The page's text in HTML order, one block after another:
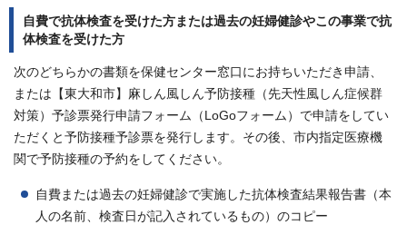
自費で抗体検査を受けた方または過去の妊婦健診やこの事業で抗
体検査を受けた方
次のどちらかの書類を保健センター窓口にお持ちいただき申請、
または【東大和市】麻しん風しん予防接種（先天性風しん症候群
対策）予診票発行申請フォーム（LoGoフォーム）で申請をしてい
ただくと予防接種予診票を発行します。その後、市内指定医療機
関で予防接種の予約をしてください。
自費または過去の妊婦健診で実施した抗体検査結果報告書（本
人の名前、検査日が記入されているもの）のコピー